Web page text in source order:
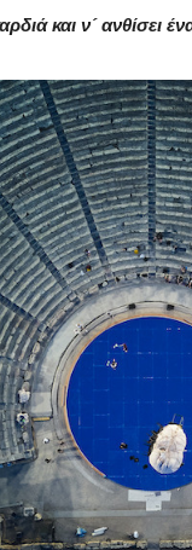
και ν´ ανθίσει